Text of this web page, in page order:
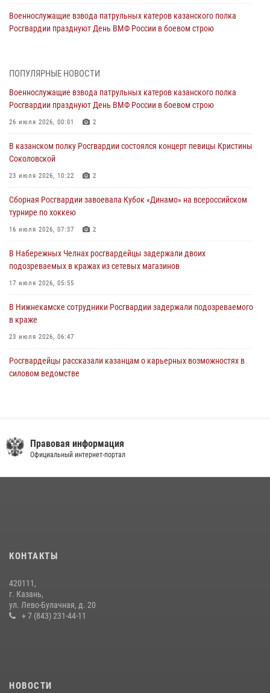
Военнослужащие взвода патрульных катеров казанского полка
Росгвардии празднуют День ВМФ России в боевом строю
Татарстанские росгвардейцы завоевали «бронзу» в окружном этапе
24 июля 2026, 15:05
В казанском полку Росгвардии состоялся концерт певицы Кристины
23 июля 2026, 10:22
В Нижнекамске сотрудники Росгвардии задержали подозреваемого
23 июля 2026, 06:47
В Казани Росгвардия приняла участие в обеспечении безопасности
22 июля 2026, 07:41 6
ПОПУЛЯРНЫЕ НОВОСТИ
Военнослужащие взвода патрульных катеров казанского полка
Росгвардии празднуют День ВМФ России в боевом строю
26 июля 2026, 00:01 2
В казанском полку Росгвардии состоялся концерт певицы Кристины
Соколовской
23 июля 2026, 10:22 2
Сборная Росгвардии завоевала Кубок «Динамо» на всероссийском
турнире по хоккею
16 июля 2026, 07:37 2
В Набережных Челнах росгвардейцы задержали двоих
подозреваемых в кражах из сетевых магазинов
17 июля 2026, 05:55
В Нижнекамске сотрудники Росгвардии задержали подозреваемого
в краже
23 июля 2026, 06:47
Росгвардейцы рассказали казанцам о карьерных возможностях в
силовом ведомстве
10 июля 2026, 12:50
28 июля 2026, 09:38
крестного хода и освящения храма
22 июля 2026, 07:41 6
Правовая информация
Официальный интернет-портал
КОНТАКТЫ
420111,
г. Казань,
ул. Лево-Булачная, д. 20
+ 7 (843) 231-44-11
НОВОСТИ